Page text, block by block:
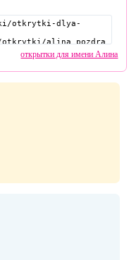
открытки для имени Алина